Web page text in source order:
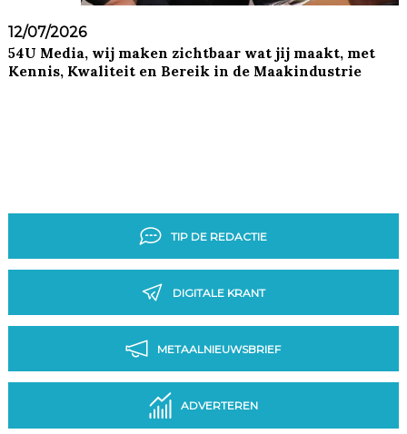
12/07/2026
54U Media, wij maken zichtbaar wat jij maakt, met
Kennis, Kwaliteit en Bereik in de Maakindustrie
TIP DE REDACTIE
DIGITALE KRANT
METAALNIEUWSBRIEF
ADVERTEREN